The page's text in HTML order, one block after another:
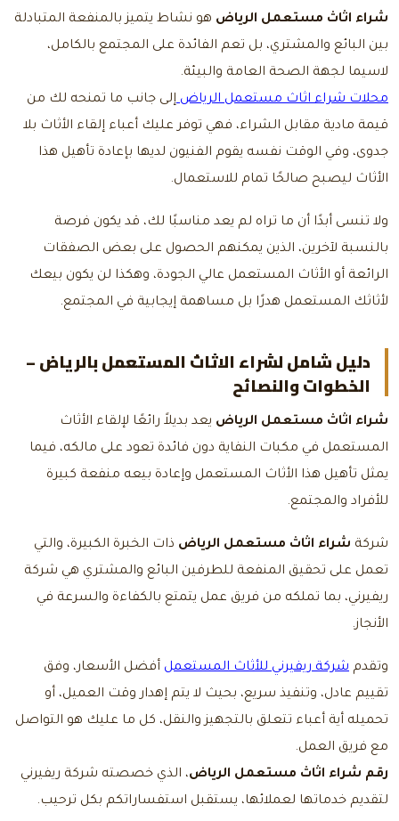
شراء اثاث مستعمل الرياض هو نشاط يتميز بالمنفعة المتبادلة
بين البائع والمشتري، بل تعم الفائدة على المجتمع بالكامل،
لاسيما لجهة الصحة العامة والبيئة.
محلات شراء اثاث مستعمل الرياضإلى جانب ما تمنحه لك من
قيمة مادية مقابل الشراء، فهي توفر عليك أعباء إلقاء الأثاث بلا
جدوى، وفي الوقت نفسه يقوم الفنيون لديها بإعادة تأهيل هذا
الأثاث ليصبح صالحًا تمام للاستعمال.
ولا تنسى أبدًا أن ما تراه لم يعد مناسبًا لك، قد يكون فرصة
بالنسبة لآخرين، الذين يمكنهم الحصول على بعض الصفقات
الرائعة أو الأثاث المستعمل عالي الجودة، وهكذا لن يكون بيعك
لأثاثك المستعمل هدرًا بل مساهمة إيجابية في المجتمع.
دليل شامل لشراء الاثاث المستعمل بالرياض –
الخطوات والنصائح
شراء اثاث مستعمل الرياض يعد بديلاً رائعًا لإلقاء الأثاث
المستعمل في مكبات النفاية دون فائدة تعود على مالكه، فيما
يمثل تأهيل هذا الأثاث المستعمل وإعادة بيعه منفعة كبيرة
للأفراد والمجتمع.
شركة شراء اثاث مستعمل الرياض ذات الخبرة الكبيرة، والتي
تعمل على تحقيق المنفعة للطرفين البائع والمشتري هي شركة
ريفيرني، بما تملكه من فريق عمل يتمتع بالكفاءة والسرعة في
الأنجاز.
وتقدم شركة ريفيرني للأثاث المستعمل أفضل الأسعار، وفق
تقييم عادل، وتنفيذ سريع، بحيث لا يتم إهدار وقت العميل، أو
تحميله أية أعباء تتعلق بالتجهيز والنقل، كل ما عليك هو التواصل
مع فريق العمل.
رقم شراء اثاث مستعمل الرياض، الذي خصصته شركة ريفيرني
لتقديم خدماتها لعملائها، يستقبل استفساراتكم بكل ترحيب.